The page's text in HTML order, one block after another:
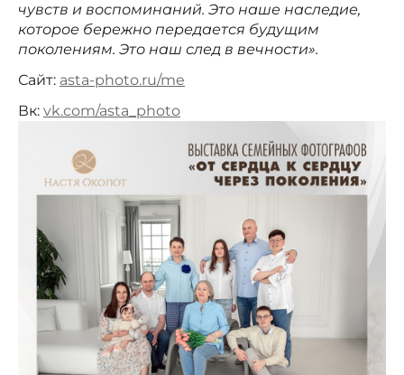
чувств и воспоминаний. Это наше наследие,
которое бережно передается будущим
поколениям. Это наш след в вечности».
Сайт: asta-photo.ru/me
Вк: vk.com/asta_photo